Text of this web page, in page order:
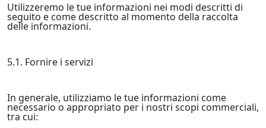
Utilizzeremo le tue informazioni nei modi descritti di
seguito e come descritto al momento della raccolta
delle informazioni.
5.1. Fornire i servizi
In generale, utilizziamo le tue informazioni come
necessario o appropriato per i nostri scopi commerciali,
tra cui: